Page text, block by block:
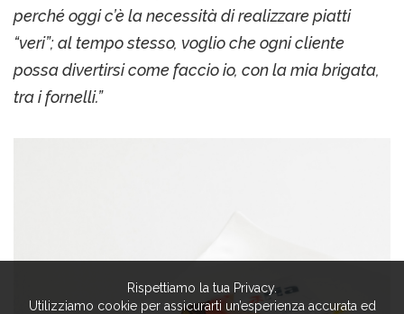
perché oggi c’è la necessità di realizzare piatti
“veri”; al tempo stesso, voglio che ogni cliente
possa divertirsi come faccio io, con la mia brigata,
tra i fornelli.”
Rispettiamo la tua Privacy.
Utilizziamo cookie per assicurarti un’esperienza accurata ed